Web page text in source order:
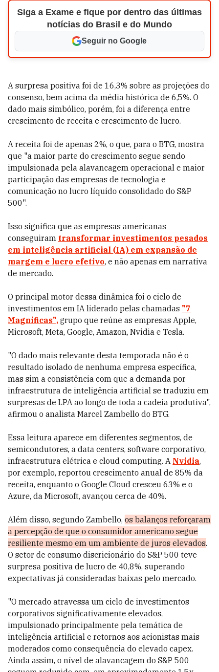
Siga a Exame e fique por dentro das últimas
notícias do Brasil e do Mundo
Seguir no Google
A surpresa positiva foi de 16,3% sobre as projeções do
consenso, bem acima da média histórica de 6,5%. O
dado mais simbólico, porém, foi a diferença entre
crescimento de receita e crescimento de lucro.
A receita foi de apenas 2%, o que, para o BTG, mostra
que "a maior parte do crescimento segue sendo
impulsionada pela alavancagem operacional e maior
participação das empresas de tecnologia e
comunicação no lucro líquido consolidado do S&P
500".
Isso significa que as empresas americanas
conseguiram transformar investimentos pesados
em inteligência artificial (IA) em expansão de
margem e lucro efetivo, e não apenas em narrativa
de mercado.
O principal motor dessa dinâmica foi o ciclo de
investimentos em IA liderado pelas chamadas "7
Magníficas", grupo que reúne as empresas Apple,
Microsoft, Meta, Google, Amazon, Nvidia e Tesla.
"O dado mais relevante desta temporada não é o
resultado isolado de nenhuma empresa específica,
mas sim a consistência com que a demanda por
infraestrutura de inteligência artificial se traduziu em
surpresas de LPA ao longo de toda a cadeia produtiva",
afirmou o analista Marcel Zambello do BTG.
Essa leitura aparece em diferentes segmentos, de
semicondutores, a data centers, software corporativo,
infraestrutura elétrica e cloud computing. A Nvidia,
por exemplo, reportou crescimento anual de 85% da
receita, enquanto o Google Cloud cresceu 63% e o
Azure, da Microsoft, avançou cerca de 40%.
Além disso, segundo Zambello, os balanços reforçaram
a percepção de que o consumidor americano segue
resiliente mesmo em um ambiente de juros elevados.
O setor de consumo discricionário do S&P 500 teve
surpresa positiva de lucro de 40,8%, superando
expectativas já consideradas baixas pelo mercado.
"O mercado atravessa um ciclo de investimentos
corporativos significativamente elevados,
impulsionado principalmente pela temática de
inteligência artificial e retornos aos acionistas mais
moderados como consequência do elevado capex.
Ainda assim, o nível de alavancagem do S&P 500